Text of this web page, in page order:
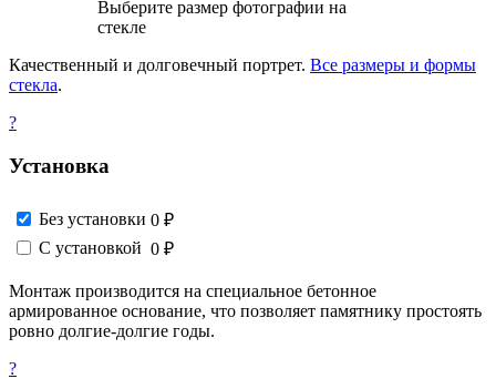
Выберите размер фотографии на
стекле
Качественный и долговечный портрет. Все размеры и формы
стекла.
?
Установка
Без установки 0 ₽
С установкой 0 ₽
Монтаж производится на специальное бетонное
армированное основание, что позволяет памятнику простоять
ровно долгие-долгие годы.
?